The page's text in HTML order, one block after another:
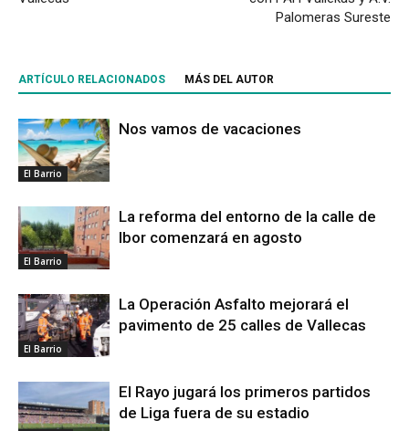
Palomeras Sureste
ARTÍCULO RELACIONADOS MÁS DEL AUTOR
El Barrio
Nos vamos de vacaciones
El Barrio
La reforma del entorno de la calle de
Ibor comenzará en agosto
El Barrio
La Operación Asfalto mejorará el
pavimento de 25 calles de Vallecas
El Rayo jugará los primeros partidos
de Liga fuera de su estadio